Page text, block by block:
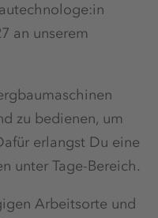
an unserem
zu bedienen, um
erlangst Du eine
unter Tage-Bereich.
Arbeitsorte und